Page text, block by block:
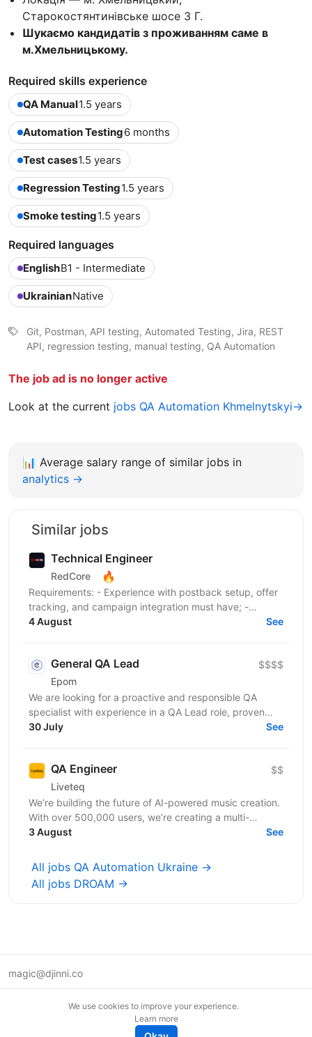
Старокостянтинівське шосе 3 Г.
Шукаємо кандидатів з проживанням саме в
м.Хмельницькому.
Required skills experience
QA Manual1.5 years
Automation Testing6 months
Test cases1.5 years
Regression Testing1.5 years
Smoke testing1.5 years
Required languages
EnglishB1 - Intermediate
UkrainianNative
Git, Postman, API testing, Automated Testing, Jira, REST
API, regression testing, manual testing, QA Automation
The job ad is no longer active
Look at the current jobs QA Automation Khmelnytskyi→
📊 Average salary range of similar jobs in
analytics →
Similar jobs
Technical Engineer
RedCore 🔥
Requirements: - Experience with postback setup, offer
tracking, and campaign integration must have; -
Experience with retargeting pixels, tracking events,...
4 August See
General QA Lead
Epom
$$$$
We are looking for a proactive and responsible QA
specialist with experience in a QA Lead role, proven
success in product releases, strong hands-on skills...
30 July See
QA Engineer
Liveteq
$$
We’re building the future of AI-powered music creation.
With over 500,000 users, we’re creating a multi-
language AI platform that empowers music creators,...
3 August See
All jobs QA Automation Ukraine →
All jobs DROAM →
magic@djinni.co
We use cookies to improve your experience.
Learn more